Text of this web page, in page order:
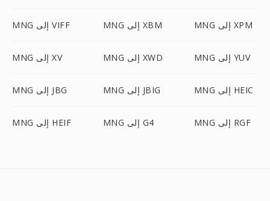
MNG إلى VIFF MNG إلى XBM MNG إلى XPM
MNG إلى XV MNG إلى XWD MNG إلى YUV
MNG إلى JBG MNG إلى JBIG MNG إلى HEIC
MNG إلى HEIF MNG إلى G4 MNG إلى RGF